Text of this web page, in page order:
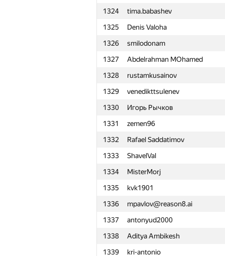
1324
tima.babashev
1325
Denis Valoha
1326
smilodonam
1327
Abdelrahman MOhamed
1328
rustamkusainov
1329
venedikttsulenev
1330
Игорь Рычков
1331
zemen96
1332
Rafael Saddatimov
1333
ShavelVal
1334
MisterMorj
1335
kvk1901
1336
mpavlov@reason8.ai
1337
antonyud2000
1338
Aditya Ambikesh
1339
kri-antonio
1301 Михаил Апахов
1302
DebNatkh
1303
y0105w49
1304
kru.bash.all@gmail.com
1305
vlyrchikova
1306
swdmaul
1307
yassin.b
1308
swapnil119
1309
VArtem
1310
krijgertje
1311
Baha Eren YALDIZ
1312
avanesjan.nikolay
1313
Linar Abzaltdinov
1314
Pawel Parys
1315
servrnk